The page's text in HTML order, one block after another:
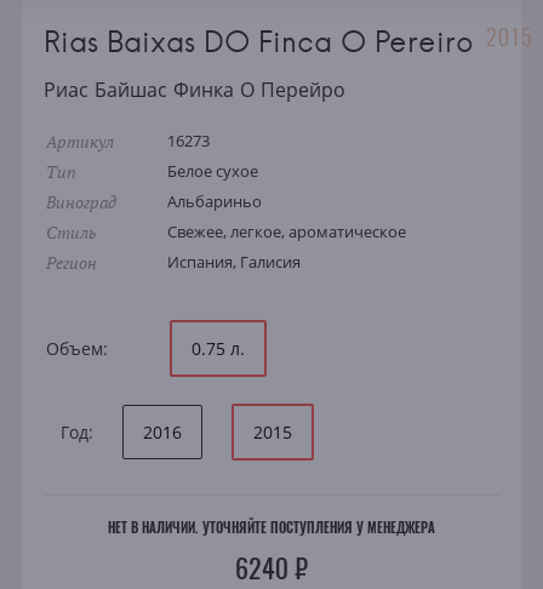
Rias Baixas DO Finca O Pereiro 2015
Риас Байшас Финка О Перейро
Артикул 16273
Тип Белое сухое
Виноград Альбариньо
Стиль Свежее, легкое, ароматическое
Регион Испания, Галисия
Объем: 0.75 л.
Год: 2016 2015
НЕТ В НАЛИЧИИ. УТОЧНЯЙТЕ ПОСТУПЛЕНИЯ У МЕНЕДЖЕРА
6240 ₽